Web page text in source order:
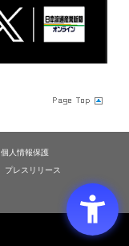
個人情報保護
プレスリリース